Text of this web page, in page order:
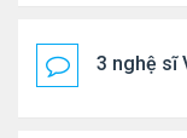
3 nghệ sĩ